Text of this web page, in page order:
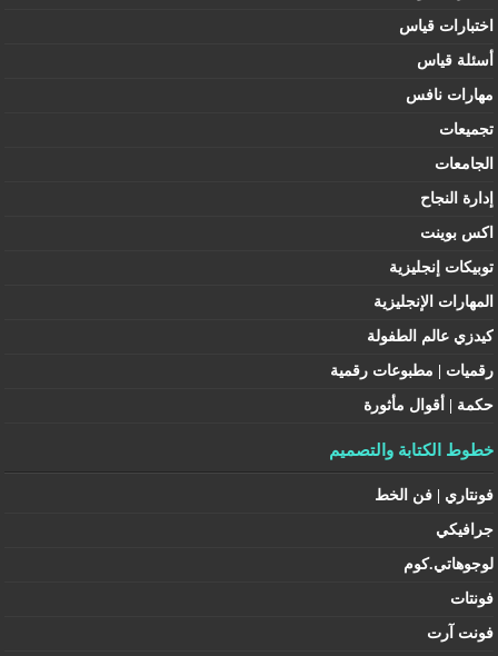
اختبارات قياس
أسئلة قياس
مهارات نافس
تجميعات
الجامعات
إدارة النجاح
اكس بوينت
توبيكات إنجليزية
المهارات الإنجليزية
كيدزي عالم الطفولة
رقميات | مطبوعات رقمية
حكمة | أقوال مأثورة
خطوط الكتابة والتصميم
فونتاري | فن الخط
جرافيكي
لوجوهاتي.كوم
فونتات
فونت آرت